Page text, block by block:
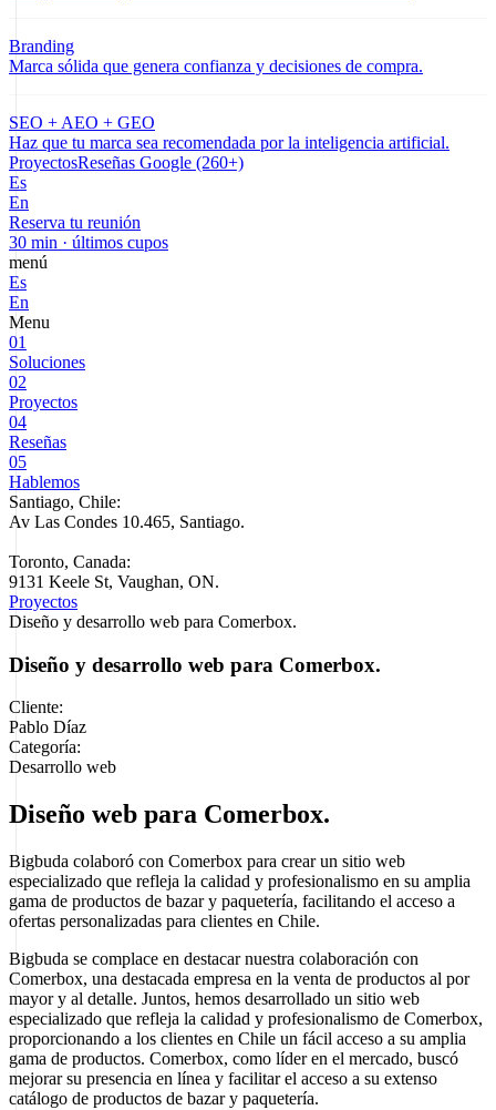
Branding
Marca sólida que genera confianza y decisiones de compra.
SEO + AEO + GEO
Haz que tu marca sea recomendada por la inteligencia artificial.
ProyectosReseñas Google (260+)
Es
En
Reserva tu reunión
30 min · últimos cupos
menú
Es
En
Menu
01
Soluciones
02
Proyectos
04
Reseñas
05
Hablemos
Santiago, Chile:
Av Las Condes 10.465, Santiago.
Toronto, Canada:
9131 Keele St, Vaughan, ON.
Proyectos
Diseño y desarrollo web para Comerbox.
Diseño y desarrollo web para Comerbox.
Cliente:
Pablo Díaz
Categoría:
Desarrollo web
Diseño web para Comerbox.
Bigbuda colaboró con Comerbox para crear un sitio web
especializado que refleja la calidad y profesionalismo en su amplia
gama de productos de bazar y paquetería, facilitando el acceso a
ofertas personalizadas para clientes en Chile.
Bigbuda se complace en destacar nuestra colaboración con
Comerbox, una destacada empresa en la venta de productos al por
mayor y al detalle. Juntos, hemos desarrollado un sitio web
especializado que refleja la calidad y profesionalismo de Comerbox,
proporcionando a los clientes en Chile un fácil acceso a su amplia
gama de productos. Comerbox, como líder en el mercado, buscó
mejorar su presencia en línea y facilitar el acceso a su extenso
catálogo de productos de bazar y paquetería.